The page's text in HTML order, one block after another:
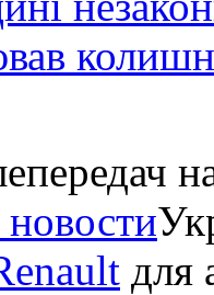
для